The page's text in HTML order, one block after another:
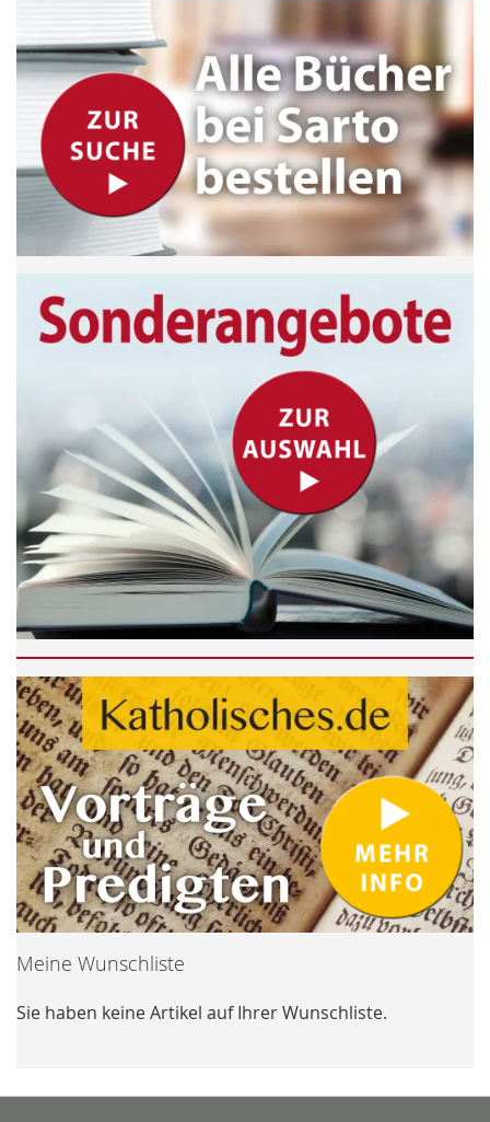
Meine Wunschliste
Sie haben keine Artikel auf Ihrer Wunschliste.